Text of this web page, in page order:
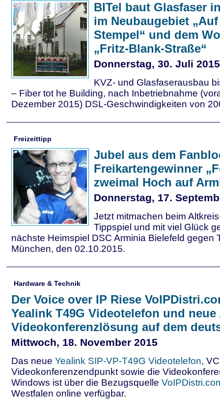
BITel baut Glasfaser
im Neubaugebiet
Stempel“ und dem
„Fritz-Blank-Straße“
Donnerstag, 30. Juli 2015
KVZ- und Glasfaserausbau
– Fiber tot he Building, nach Inbetriebnahme
Dezember 2015) DSL-Geschwindigkeiten von
Freizeittipp
Jubel aus dem
Freikartengewinner
zweimal Hoch auf
Donnerstag, 17.
Jetzt mitmachen beim
Tippspiel und mit viel Glück
nächste Heimspiel DSC Arminia Bielefeld gegen
München, den 02.10.2015.
Hardware & Technik
Der Voice over IP Riese
Yealink T49G Videotelefon und
Videokonferenzlösung auf dem
Mittwoch, 18. November 2015
Das neue Yealink SIP-VP-T49G Videotelefon,
Videokonferenzendpunkt sowie die
Windows ist über die Bezugsquelle
Westfalen online verfügbar.